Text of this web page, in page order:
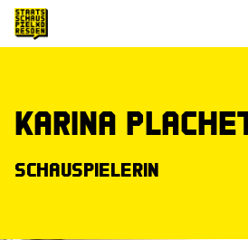
Karina
Schauspielerin